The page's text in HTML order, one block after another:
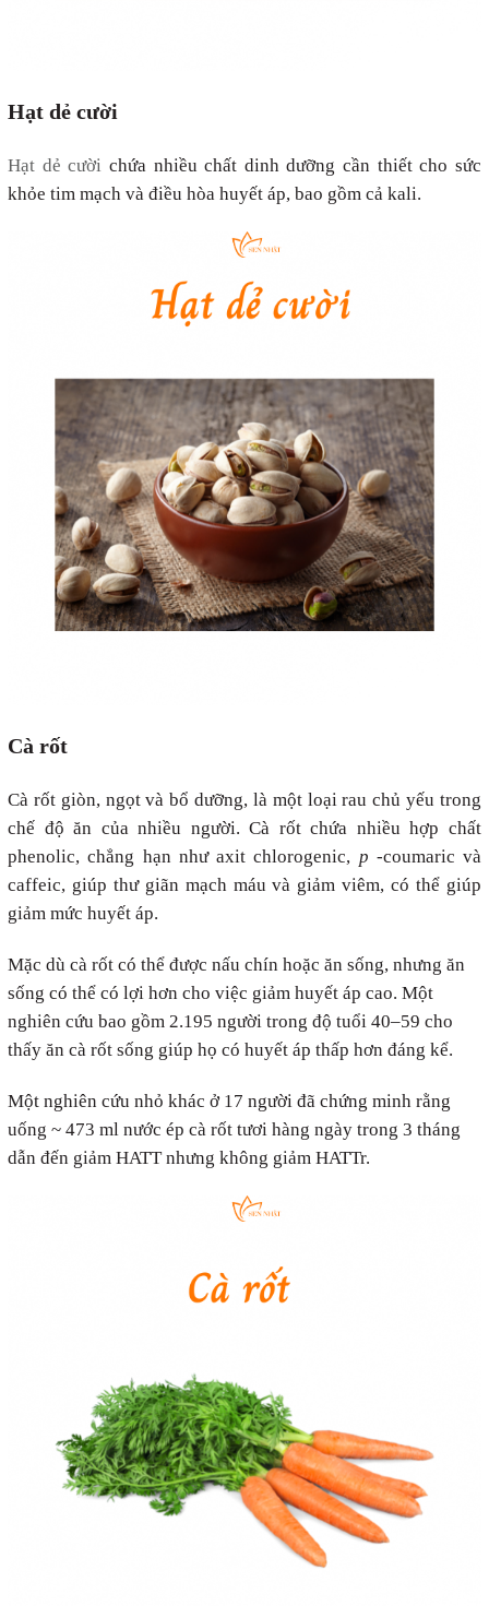
Hạt dẻ cười
Hạt dẻ cười chứa nhiều chất dinh dưỡng cần thiết cho sức
khỏe tim mạch và điều hòa huyết áp, bao gồm cả kali.
Cà rốt
Cà rốt giòn, ngọt và bổ dưỡng, là một loại rau chủ yếu trong
chế độ ăn của nhiều người. Cà rốt chứa nhiều hợp chất
phenolic, chẳng hạn như axit chlorogenic, p -coumaric và
caffeic, giúp thư giãn mạch máu và giảm viêm, có thể giúp
giảm mức huyết áp.
Mặc dù cà rốt có thể được nấu chín hoặc ăn sống, nhưng ăn
sống có thể có lợi hơn cho việc giảm huyết áp cao. Một
nghiên cứu bao gồm 2.195 người trong độ tuổi 40–59 cho
thấy ăn cà rốt sống giúp họ có huyết áp thấp hơn đáng kể.
Một nghiên cứu nhỏ khác ở 17 người đã chứng minh rằng
uống ~ 473 ml nước ép cà rốt tươi hàng ngày trong 3 tháng
dẫn đến giảm HATT nhưng không giảm HATTr.